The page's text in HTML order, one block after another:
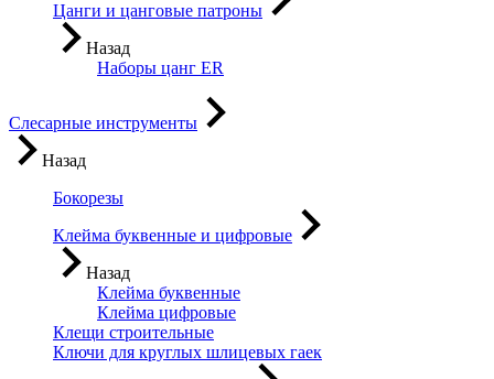
Цанги и цанговые патроны
Назад
Наборы цанг ER
Слесарные инструменты
Назад
Бокорезы
Клейма буквенные и цифровые
Назад
Клейма буквенные
Клейма цифровые
Клещи строительные
Ключи для круглых шлицевых гаек